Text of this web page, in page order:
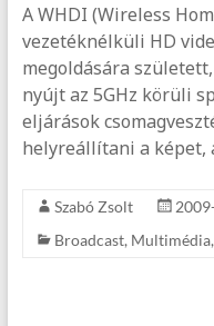
A WHDI (Wireless
vezetéknélküli HD
megoldására
nyújt az 5GHz körüli
eljárások
helyreállítani a képet,
Szabó Zsolt
Broadcast, Multimédia,